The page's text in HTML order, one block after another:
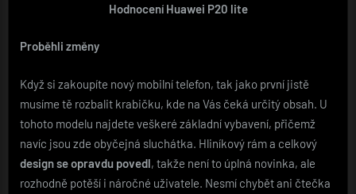
Hodnocení Huawei P20 lite
Proběhli změny
Když si zakoupíte nový mobilní telefon, tak jako první jistě
musíme tě rozbalit krabičku, kde na Vás čeká určitý obsah. U
tohoto modelu najdete veškeré základní vybavení, přičemž
navíc jsou zde obyčejná sluchátka. Hliníkový rám a celkový
design se opravdu povedl, takže není to úplná novinka, ale
rozhodně potěší i náročné uživatele. Nesmí chybět ani čtečka